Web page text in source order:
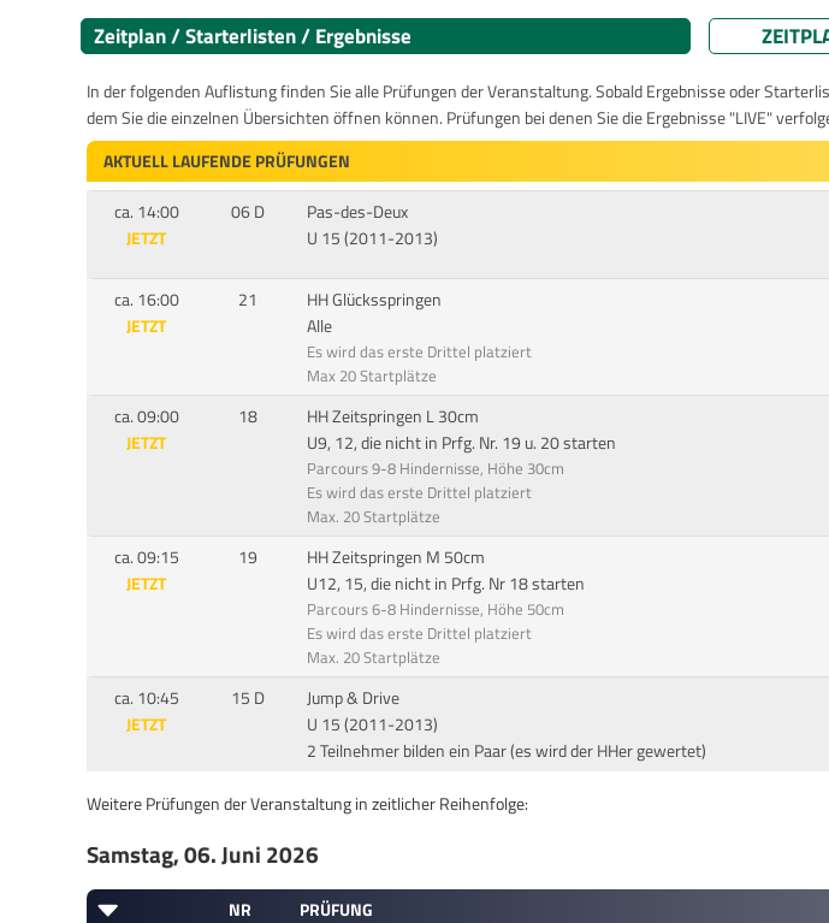
Zeitplan / Starterlisten / Ergebnisse
In der folgenden Auflistung finden Sie alle Prüfungen der Veranstaltung. Sobald Ergebnisse oder
dem Sie die einzelnen Übersichten öffnen können. Prüfungen bei denen Sie die Ergebnisse "LIVE"
AKTUELL LAUFENDE PRÜFUNGEN
ca. 14:00
JETZT
06 D
Pas-des-Deux
U 15 (2011-2013)
ca. 16:00
JETZT
21
HH Glücksspringen
Alle
Es wird das erste Drittel platziert
Max 20 Startplätze
ca. 09:00
JETZT
18
HH Zeitspringen L 30cm
U9, 12, die nicht in Prfg. Nr. 19 u. 20 starten
Parcours 9-8 Hindernisse, Höhe 30cm
Es wird das erste Drittel platziert
Max. 20 Startplätze
ca. 09:15
JETZT
19
HH Zeitspringen M 50cm
U12, 15, die nicht in Prfg. Nr 18 starten
Parcours 6-8 Hindernisse, Höhe 50cm
Es wird das erste Drittel platziert
Max. 20 Startplätze
ca. 10:45
JETZT
15 D
Jump & Drive
U 15 (2011-2013)
2 Teilnehmer bilden ein Paar (es wird der HHer gewertet)
Weitere Prüfungen der Veranstaltung in zeitlicher Reihenfolge:
Samstag, 06. Juni 2026
NR PRÜFUNG